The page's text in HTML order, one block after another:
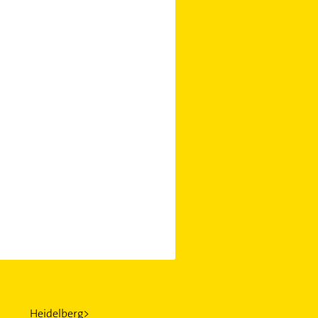
Heidelberg>